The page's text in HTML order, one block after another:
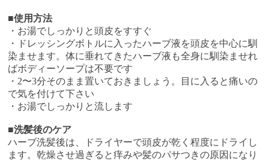
■使用方法
・お湯でしっかりと頭皮をすすぐ
・ドレッシングボトルに入ったハーブ液を頭皮を中心に馴
染ませます。体に垂れてきたハーブ液も全身に馴染ませれ
ばボディーソープは不要です
・2〜3分そのまま置いておきましょう。目に入ると痛いの
で気を付けて下さい
・お湯でしっかりと流します
■洗髪後のケア
ハーブ洗髪後は、ドライヤーで頭皮が乾く程度にドライし
ます。乾燥させ過ぎると痒みや髪のパサつきの原因になり